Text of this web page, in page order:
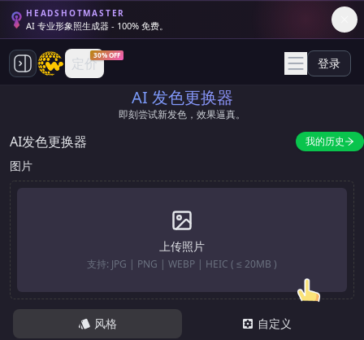
HEADSHOTMASTER
AI 专业形象照生成器 - 100% 免费。
定价30% OFF
登录
AI 发色更换器
即刻尝试新发色，效果逼真。
AI发色更换器 我的历史
图片
上传照片
支持: JPG | PNG | WEBP | HEIC ( ≤ 20MB )
风格 自定义